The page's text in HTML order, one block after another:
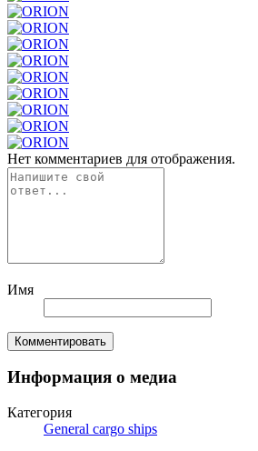
Нет комментариев для отображения.
Имя
Комментировать
Информация о медиа
Категория
General cargo ships